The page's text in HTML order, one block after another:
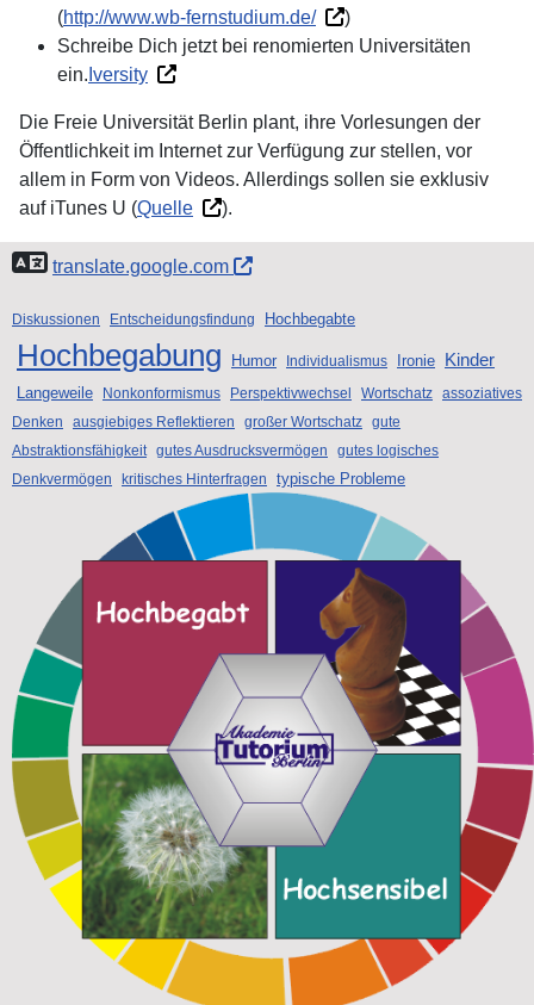
(http://www.wb-fernstudium.de/
)
Schreibe Dich jetzt bei renomierten Universitäten
ein. Iversity
Die Freie Universität Berlin plant, ihre Vorlesungen der
Öffentlichkeit im Internet zur Verfügung zur stellen, vor
allem in Form von Videos. Allerdings sollen sie exklusiv
auf iTunes U (Quelle ).
translate.google.com
Diskussionen Entscheidungsfindung Hochbegabte
Hochbegabung Humor Individualismus Ironie Kinder
Langeweile Nonkonformismus Perspektivwechsel Wortschatz assoziatives
Denken
ausgiebiges Reflektieren großer Wortschatz gute
Abstraktionsfähigkeit gutes Ausdrucksvermögen
gutes logisches
Denkvermögen
kritisches Hinterfragen typische Probleme